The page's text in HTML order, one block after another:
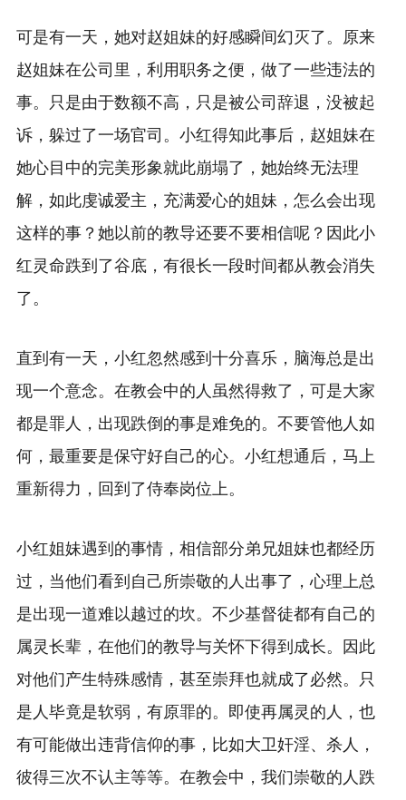
可是有一天，她对赵姐妹的好感瞬间幻灭了。原来
赵姐妹在公司里，利用职务之便，做了一些违法的
事。只是由于数额不高，只是被公司辞退，没被起
诉，躲过了一场官司。小红得知此事后，赵姐妹在
她心目中的完美形象就此崩塌了，她始终无法理
解，如此虔诚爱主，充满爱心的姐妹，怎么会出现
这样的事？她以前的教导还要不要相信呢？因此小
红灵命跌到了谷底，有很长一段时间都从教会消失
了。
直到有一天，小红忽然感到十分喜乐，脑海总是出
现一个意念。在教会中的人虽然得救了，可是大家
都是罪人，出现跌倒的事是难免的。不要管他人如
何，最重要是保守好自己的心。小红想通后，马上
重新得力，回到了侍奉岗位上。
小红姐妹遇到的事情，相信部分弟兄姐妹也都经历
过，当他们看到自己所崇敬的人出事了，心理上总
是出现一道难以越过的坎。不少基督徒都有自己的
属灵长辈，在他们的教导与关怀下得到成长。因此
对他们产生特殊感情，甚至崇拜也就成了必然。只
是人毕竟是软弱，有原罪的。即使再属灵的人，也
有可能做出违背信仰的事，比如大卫奸淫、杀人，
彼得三次不认主等等。在教会中，我们崇敬的人跌